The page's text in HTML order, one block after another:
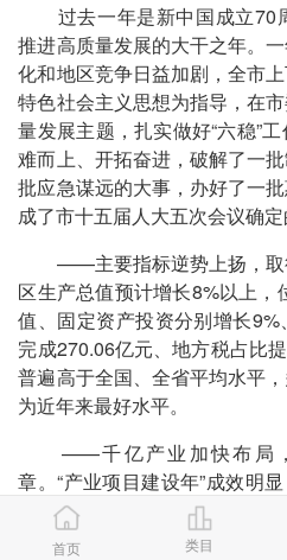
过去一年是新中国成立70
推进高质量发展的大干之年。
化和地区竞争日益加剧，全市
特色社会主义思想为指导，在
量发展主题，扎实做好“六稳”
难而上、开拓奋进，破解了一
批应急谋远的大事，办好了一
成了市十五届人大五次会议确定
——主要指标逆势上扬，取
区生产总值预计增长8%以上
值、固定资产投资分别增长
完成270.06亿元、地方税占比
普遍高于全国、全省平均水平
为近年来最好水平。
——千亿产业加快布局，
章。“产业项目建设年”成效明
省重点项目分别完成投资760
速稳定在30%左右。军民融合
首页 类目